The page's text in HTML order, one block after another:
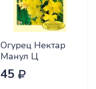
Огурец Нектар
Манул Ц
45